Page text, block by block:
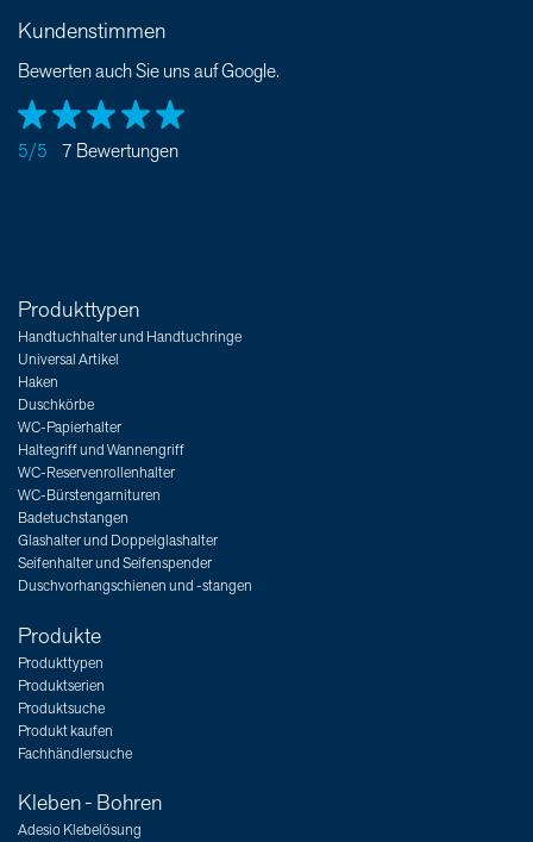
Kundenstimmen
Bewerten auch Sie uns auf Google.
5/5 7 Bewertungen
Produkttypen
Handtuchhalter und Handtuchringe
Universal Artikel
Haken
Duschkörbe
WC-Papierhalter
Haltegriff und Wannengriff
WC-Reservenrollenhalter
WC-Bürstengarnituren
Badetuchstangen
Glashalter und Doppelglashalter
Seifenhalter und Seifenspender
Duschvorhangschienen und -stangen
Produkte
Produkttypen
Produktserien
Produktsuche
Produkt kaufen
Fachhändlersuche
Kleben - Bohren
Adesio Klebelösung